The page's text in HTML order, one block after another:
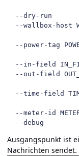
--dry-run
--wallbox-host
--power-tag
--in-field
--out-field
--time-field
--meter-id
--debug
Ausgangspunkt ist
Nachrichten sendet.